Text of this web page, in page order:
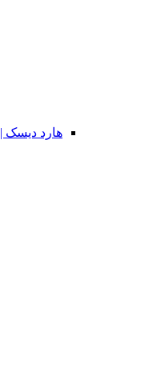
هارد دیسک | Hard Disk